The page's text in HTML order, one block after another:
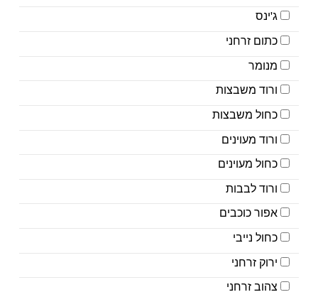
ג'ינס
כתום זרחני
מנומר
ורוד משבצות
כחול משבצות
ורוד מעוינים
כחול מעוינים
ורוד לבבות
אפור כוכבים
כחול נייבי
ירוק זרחני
צהוב זרחני